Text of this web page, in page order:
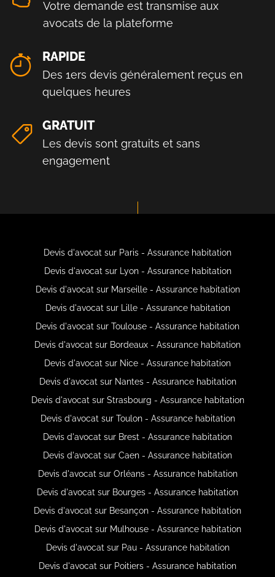
Votre demande est transmise aux
avocats de la plateforme
RAPIDE
Des 1ers devis généralement reçus en
quelques heures
GRATUIT
Les devis sont gratuits et sans
engagement
Devis d'avocat sur Paris - Assurance habitation
Devis d'avocat sur Lyon - Assurance habitation
Devis d'avocat sur Marseille - Assurance habitation
Devis d'avocat sur Lille - Assurance habitation
Devis d'avocat sur Toulouse - Assurance habitation
Devis d'avocat sur Bordeaux - Assurance habitation
Devis d'avocat sur Nice - Assurance habitation
Devis d'avocat sur Nantes - Assurance habitation
Devis d'avocat sur Strasbourg - Assurance habitation
Devis d'avocat sur Toulon - Assurance habitation
Devis d'avocat sur Brest - Assurance habitation
Devis d'avocat sur Caen - Assurance habitation
Devis d'avocat sur Orléans - Assurance habitation
Devis d'avocat sur Bourges - Assurance habitation
Devis d'avocat sur Besançon - Assurance habitation
Devis d'avocat sur Mulhouse - Assurance habitation
Devis d'avocat sur Pau - Assurance habitation
Devis d'avocat sur Poitiers - Assurance habitation